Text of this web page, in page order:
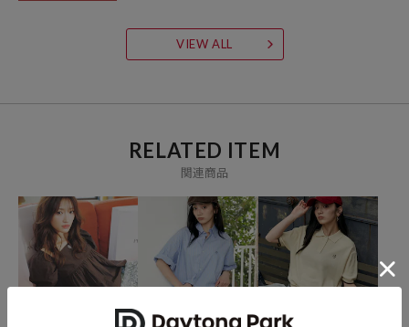
いま着たいリアルクローズを自由な感性で提案する、
ウェア、ボディケアコスメなどをお届けするブランド。時代のニーズ
をいち早く反映し、新たなトレンドを生み出します。
VIEW ALL
RELATED ITEM
関連商品